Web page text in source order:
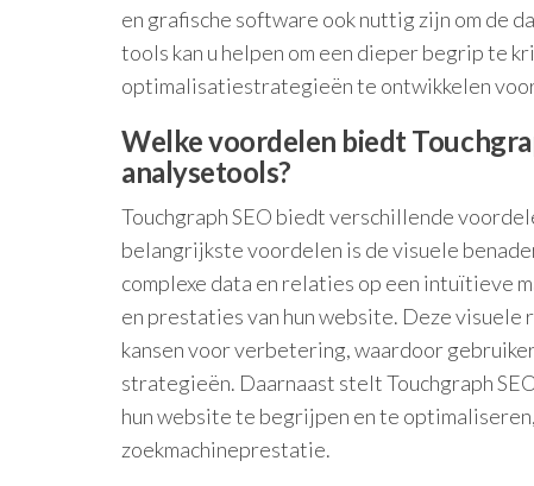
en grafische software ook nuttig zijn om de
tools kan u helpen om een dieper begrip te
optimalisatiestrategieën te ontwikkelen
Welke voordelen biedt
analysetools?
Touchgraph SEO biedt verschillende
belangrijkste voordelen is de visuele
complexe data en relaties op een intuïtieve
en prestaties van hun website. Deze
kansen voor verbetering, waardoor
strategieën. Daarnaast stelt Touchgraph
hun website te begrijpen en te
zoekmachineprestatie.